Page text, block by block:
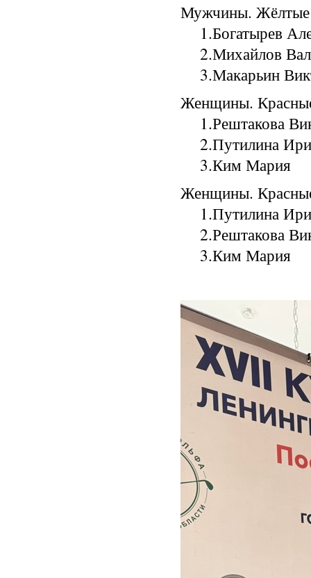
Мужчины. Жёлтые
1.Богатырев
2.Михайлов
3.Макарьин
Женщины.
1.Рештакова
2.Путилина
3.Ким
Женщины.
1.Путилина
2.Рештакова
3.Ким